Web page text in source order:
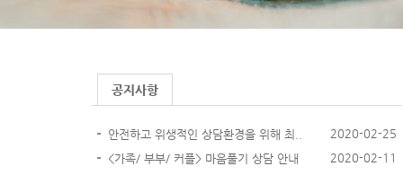
공지사항
안전하고 위생적인 상담환경을 위해 최..
2020-02-25
<가족/ 부부/ 커플> 마음풀기 상담 안내
2020-02-11